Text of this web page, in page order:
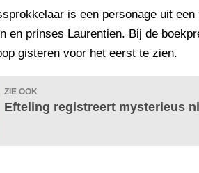
is een personage uit
en prinses Laurentien. Bij de
gisteren voor het eerst te zien.
ZIE OOK
Efteling registreert mysterieus